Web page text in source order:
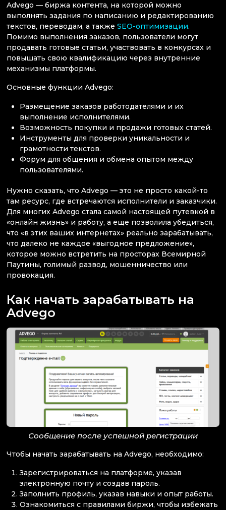
Advego — биржа контента, на которой можно
выполнять задания по написанию и редактированию
текстов, переводам, а также SEO-оптимизации.
Помимо выполнения заказов, пользователи могут
продавать готовые статьи, участвовать в конкурсах и
повышать свою квалификацию через внутренние
механизмы платформы.
Основные функции Advego:
Размещение заказов работодателями и их
выполнение исполнителями.
Возможность покупки и продажи готовых статей.
Инструменты для проверки уникальности и
грамотности текстов.
Форум для общения и обмена опытом между
пользователями.
Нужно сказать, что Advego — это не просто какой-то
там ресурс, где встречаются исполнители и заказчики.
Для многих Advego стала самой настоящей путевкой в
«онлайн жизнь» и работу, а еще позволила убедиться,
что «в этих ваших интернетах» реально зарабатывать,
что далеко не каждое «выгодное предложение»,
которое можно встретить на просторах Всемирной
Паутины, голимый развод, мошенничество или
провокация.
Как начать зарабатывать на
Advego
Сообщение после успешной регистрации
Чтобы начать зарабатывать на Advego, необходимо:
Зарегистрироваться на платформе, указав
электронную почту и создав пароль.
Заполнить профиль, указав навыки и опыт работы.
Ознакомиться с правилами биржи, чтобы избежать